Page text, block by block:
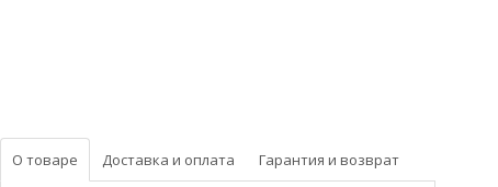
О товаре Доставка и оплата Гарантия и возврат